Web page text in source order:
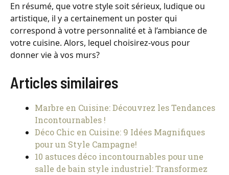
En résumé, que votre style soit sérieux, ludique ou
artistique, il y a certainement un poster qui
correspond à votre personnalité et à l’ambiance de
votre cuisine. Alors, lequel choisirez-vous pour
donner vie à vos murs?
Articles similaires
Marbre en Cuisine: Découvrez les Tendances
Incontournables !
Déco Chic en Cuisine: 9 Idées Magnifiques
pour un Style Campagne!
10 astuces déco incontournables pour une
salle de bain style industriel: Transformez